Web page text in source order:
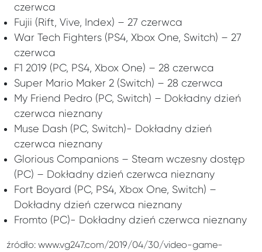
czerwca
Fujii (Rift, Vive, Index) – 27 czerwca
War Tech Fighters (PS4, Xbox One, Switch) – 27
czerwca
F1 2019 (PC, PS4, Xbox One) – 28 czerwca
Super Mario Maker 2 (Switch) – 28 czerwca
My Friend Pedro (PC, Switch) – Dokładny dzień
czerwca nieznany
Muse Dash (PC, Switch)- Dokładny dzień
czerwca nieznany
Glorious Companions – Steam wczesny dostęp
(PC) – Dokładny dzień czerwca nieznany
Fort Boyard (PC, PS4, Xbox One, Switch) –
Dokładny dzień czerwca nieznany
Fromto (PC)- Dokładny dzień czerwca nieznany
źródło: www.vg247.com/2019/04/30/video-game-